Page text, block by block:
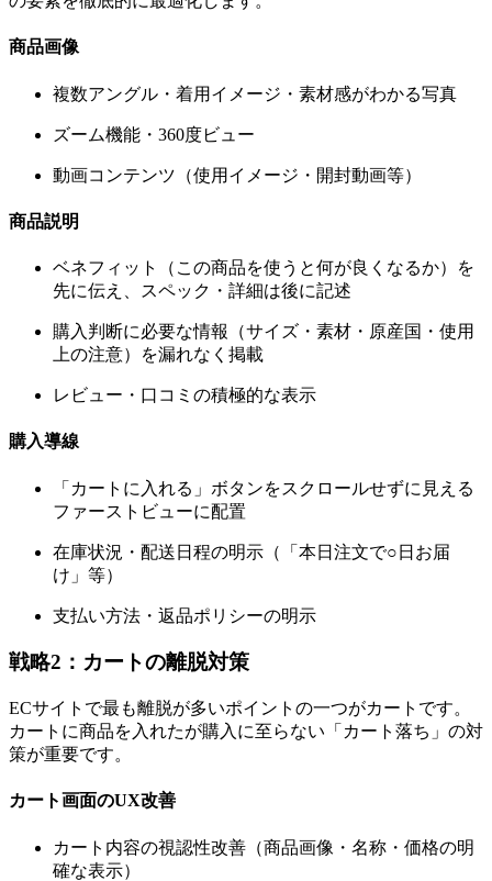
商品画像
複数アングル・着用イメージ・素材感がわかる写真
ズーム機能・360度ビュー
動画コンテンツ（使用イメージ・開封動画等）
商品説明
ベネフィット（この商品を使うと何が良くなるか）を
先に伝え、スペック・詳細は後に記述
購入判断に必要な情報（サイズ・素材・原産国・使用
上の注意）を漏れなく掲載
レビュー・口コミの積極的な表示
購入導線
「カートに入れる」ボタンをスクロールせずに見える
ファーストビューに配置
在庫状況・配送日程の明示（「本日注文で○日お届
け」等）
支払い方法・返品ポリシーの明示
戦略2：カートの離脱対策
ECサイトで最も離脱が多いポイントの一つがカートです。
カートに商品を入れたが購入に至らない「カート落ち」の対
策が重要です。
カート画面のUX改善
カート内容の視認性改善（商品画像・名称・価格の明
確な表示）